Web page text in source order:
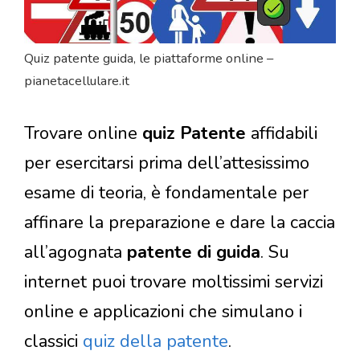
Quiz patente guida, le piattaforme online –
pianetacellulare.it
Trovare online quiz Patente affidabili
per esercitarsi prima dell’attesissimo
esame di teoria, è fondamentale per
affinare la preparazione e dare la caccia
all’agognata patente di guida. Su
internet puoi trovare moltissimi servizi
online e applicazioni che simulano i
classici quiz della patente.